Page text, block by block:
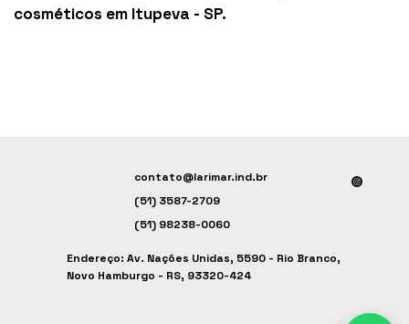
cosméticos em Itupeva - SP.
contato@larimar.ind.br
(51) 3587-2709
(51) 98238-0060
Endereço: Av. Nações Unidas, 5590 - Rio Branco,
Novo Hamburgo - RS, 93320-424